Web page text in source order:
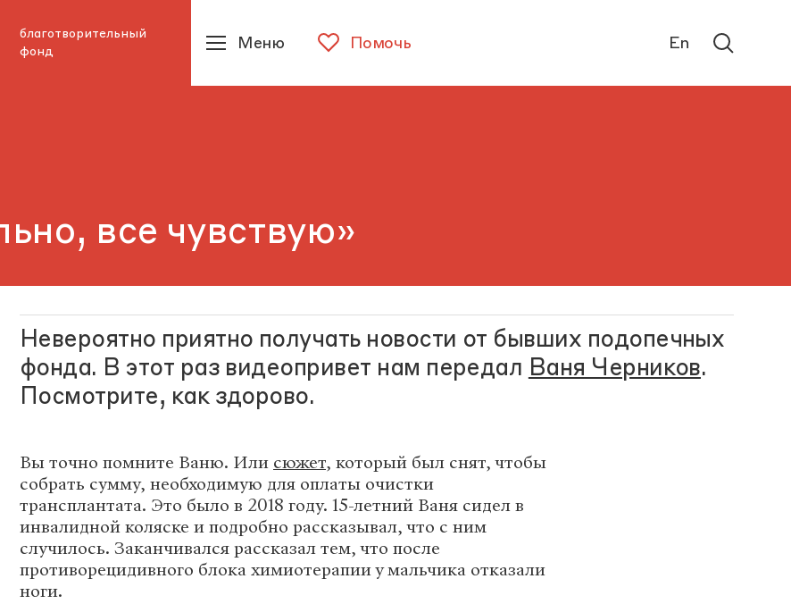
благотворительный
фонд
Помочь
Меню En
все чувствую»
Невероятно приятно получать новости от бывших подопечных
фонда. В этот раз видеопривет нам передал Ваня Черников.
Посмотрите, как здорово.
Вы точно помните Ваню. Или сюжет, который был снят, чтобы
собрать сумму, необходимую для оплаты очистки
трансплантата. Это было в 2018 году. 15-летний Ваня сидел в
инвалидной коляске и подробно рассказывал, что с ним
случилось. Заканчивался рассказал тем, что после
противорецидивного блока химиотерапии у мальчика отказали
ноги.